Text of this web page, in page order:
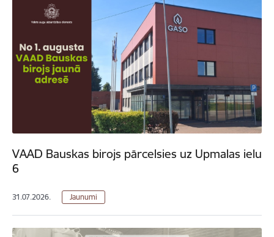
VAAD Bauskas birojs pārcelsies uz Upmalas ielu
6
31.07.2026. Jaunumi